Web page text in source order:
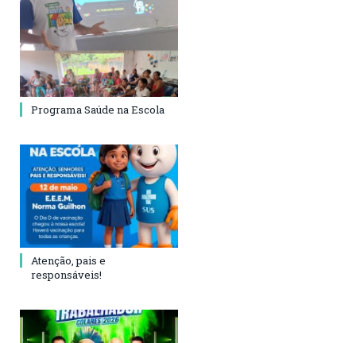
Programa Saúde na Escola
Atenção, pais e
responsáveis!